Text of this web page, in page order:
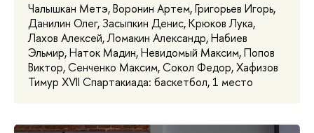
Чалышкан Метэ, Воронин Артем, Григорьев Игорь,
Данилин Олег, Засыпкин Денис, Крюков Лука,
Лахов Алексей, Ломакин Александр, Набиев
Эльмир, Наток Мадин, Невидомый Максим, Попов
Виктор, Сенченко Максим, Сокол Федор, Хафизов
Тимур XVII Спартакиада: баскетбол, 1 место